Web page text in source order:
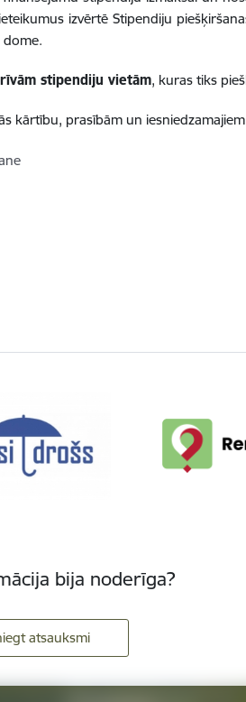
izvērtē Stipendiju
dome.
stipendiju vietām, kuras tiks
kārtību, prasībām un
bija noderīga?
atsauksmi